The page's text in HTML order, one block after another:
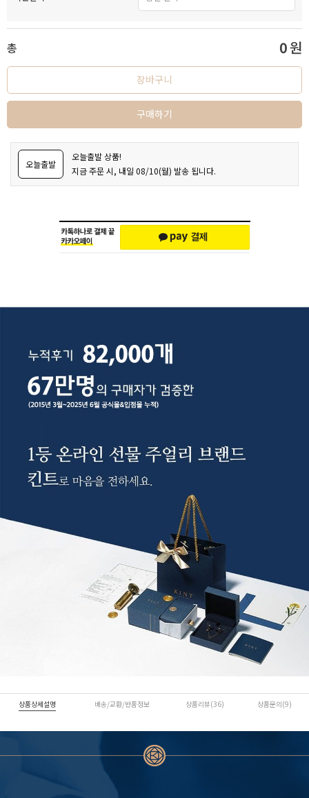
총 0원
장바구니
구매하기
오늘출발
오늘출발 상품!
지금 주문 시, 내일 08/10(월) 발송 됩니다.
상품상세설명 배송/교환/반품정보 상품리뷰(36) 상품문의(9)